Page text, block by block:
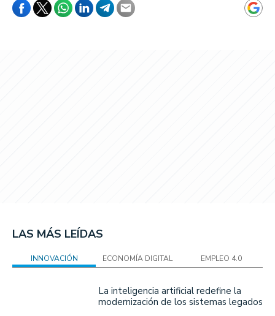
LAS MÁS LEÍDAS
INNOVACIÓN ECONOMÍA DIGITAL EMPLEO 4.0
La inteligencia artificial redefine la
modernización de los sistemas legados